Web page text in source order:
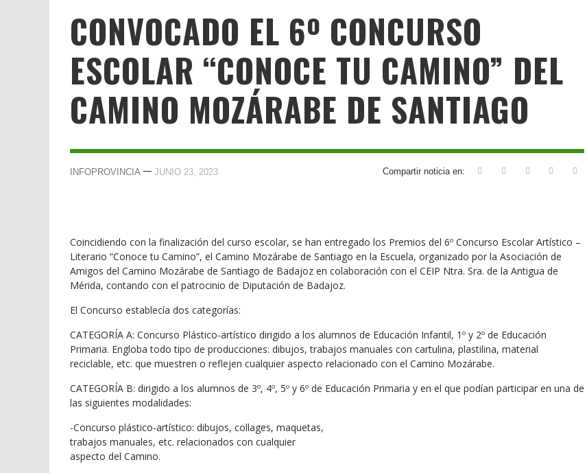
CONVOCADO EL 6º CONCURSO
ESCOLAR “CONOCE TU CAMINO” DEL
CAMINO MOZÁRABE DE SANTIAGO
Compartir noticia en:
INFOPROVINCIA — JUNIO 23, 2023
Coincidiendo con la finalización del curso escolar, se han entregado los Premios del 6º Concurso Escolar Artístico –
Literario “Conoce tu Camino”, el Camino Mozárabe de Santiago en la Escuela, organizado por la Asociación de
Amigos del Camino Mozárabe de Santiago de Badajoz en colaboración con el CEIP Ntra. Sra. de la Antigua de
Mérida, contando con el patrocinio de Diputación de Badajoz.
El Concurso establecía dos categorías:
CATEGORÍA A: Concurso Plástico-artístico dirigido a los alumnos de Educación Infantil, 1º y 2º de Educación
Primaria. Engloba todo tipo de producciones: dibujos, trabajos manuales con cartulina, plastilina, material
reciclable, etc. que muestren o reflejen cualquier aspecto relacionado con el Camino Mozárabe.
CATEGORÍA B: dirigido a los alumnos de 3º, 4º, 5º y 6º de Educación Primaria y en el que podían participar en una de
las siguientes modalidades:
-Concurso plástico-artístico: dibujos, collages, maquetas,
trabajos manuales, etc. relacionados con cualquier
aspecto del Camino.